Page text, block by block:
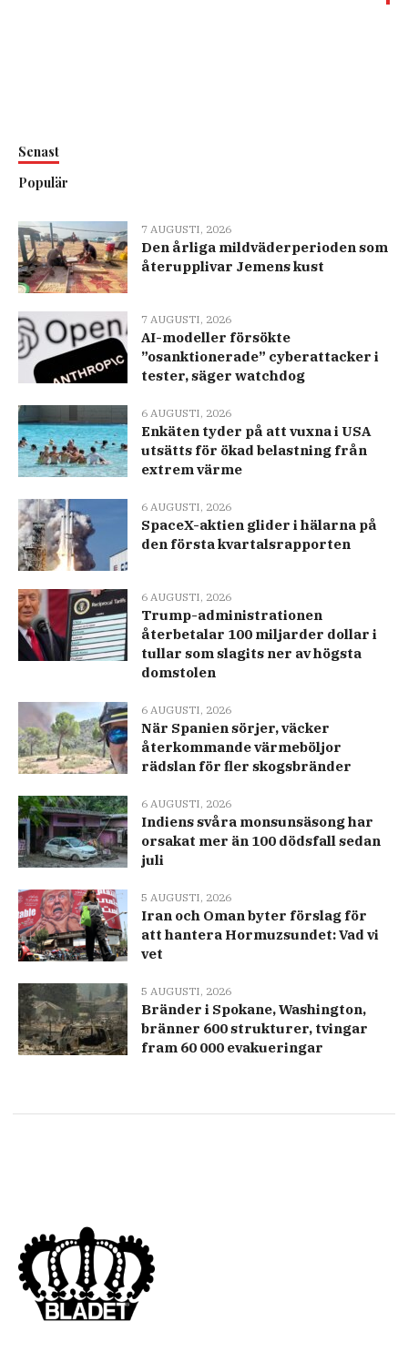
Senast
Populär
7 AUGUSTI, 2026
Den årliga mildväderperioden som
återupplivar Jemens kust
7 AUGUSTI, 2026
AI-modeller försökte
”osanktionerade” cyberattacker i
tester, säger watchdog
6 AUGUSTI, 2026
Enkäten tyder på att vuxna i USA
utsätts för ökad belastning från
extrem värme
6 AUGUSTI, 2026
SpaceX-aktien glider i hälarna på
den första kvartalsrapporten
6 AUGUSTI, 2026
Trump-administrationen
återbetalar 100 miljarder dollar i
tullar som slagits ner av högsta
domstolen
6 AUGUSTI, 2026
När Spanien sörjer, väcker
återkommande värmeböljor
rädslan för fler skogsbränder
6 AUGUSTI, 2026
Indiens svåra monsunsäsong har
orsakat mer än 100 dödsfall sedan
juli
5 AUGUSTI, 2026
Iran och Oman byter förslag för
att hantera Hormuzsundet: Vad vi
vet
5 AUGUSTI, 2026
Bränder i Spokane, Washington,
bränner 600 strukturer, tvingar
fram 60 000 evakueringar